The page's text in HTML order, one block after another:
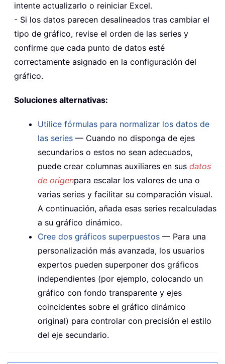
intente actualizarlo o reiniciar Excel.
- Si los datos parecen desalineados tras cambiar el
tipo de gráfico, revise el orden de las series y
confirme que cada punto de datos esté
correctamente asignado en la configuración del
gráfico.
Soluciones alternativas:
Utilice fórmulas para normalizar los datos de
las series — Cuando no disponga de ejes
secundarios o estos no sean adecuados,
puede crear columnas auxiliares en sus datos
de origenpara escalar los valores de una o
varias series y facilitar su comparación visual.
A continuación, añada esas series recalculadas
a su gráfico dinámico.
Cree dos gráficos superpuestos — Para una
personalización más avanzada, los usuarios
expertos pueden superponer dos gráficos
independientes (por ejemplo, colocando un
gráfico con fondo transparente y ejes
coincidentes sobre el gráfico dinámico
original) para controlar con precisión el estilo
del eje secundario.